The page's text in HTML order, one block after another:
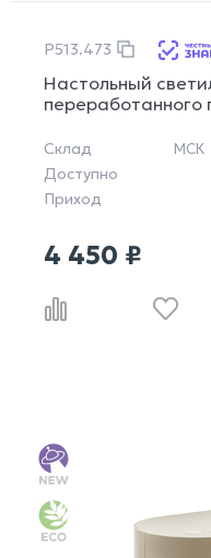
P513.473
Настольный
переработанного
Склад МСК
Доступно
Приход
4 450 ₽